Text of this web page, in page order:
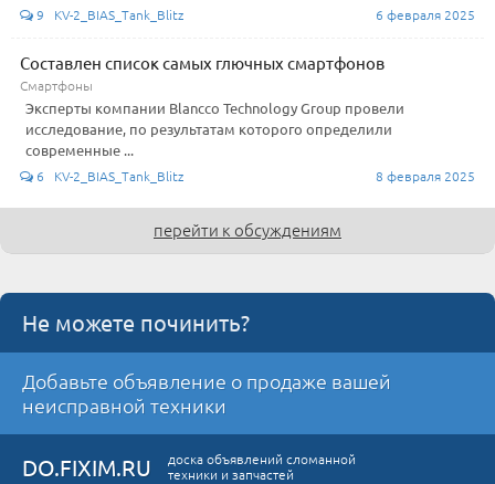
9 KV-2_BIAS_Tank_Blitz 6 февраля 2025
Составлен список самых глючных смартфонов
Смартфоны
Эксперты компании Blancco Technology Group провели
исследование, по результатам которого определили
современные ...
6 KV-2_BIAS_Tank_Blitz 8 февраля 2025
перейти к обсуждениям
Не можете починить?
Добавьте объявление о продаже вашей
неисправной техники
DO.FIXIM.RU
доска объявлений сломанной
техники и запчастей